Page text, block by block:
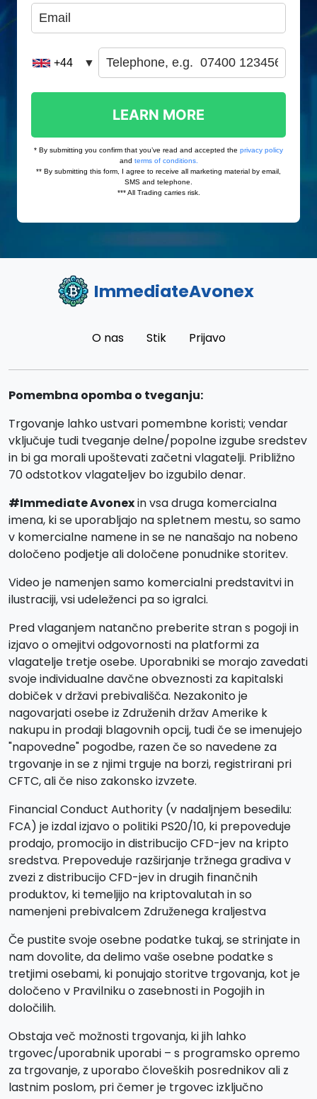
ImmediateAvonex
O nas Stik Prijavo
Pomembna opomba o tveganju:
Trgovanje lahko ustvari pomembne koristi; vendar
vključuje tudi tveganje delne/popolne izgube sredstev
in bi ga morali upoštevati začetni vlagatelji. Približno
70 odstotkov vlagateljev bo izgubilo denar.
#Immediate Avonexin vsa druga komercialna
imena, ki se uporabljajo na spletnem mestu, so samo
v komercialne namene in se ne nanašajo na nobeno
določeno podjetje ali določene ponudnike storitev.
Video je namenjen samo komercialni predstavitvi in
ilustraciji, vsi udeleženci pa so igralci.
Pred vlaganjem natančno preberite stran s pogoji in
izjavo o omejitvi odgovornosti na platformi za
vlagatelje tretje osebe. Uporabniki se morajo zavedati
svoje individualne davčne obveznosti za kapitalski
dobiček v državi prebivališča. Nezakonito je
nagovarjati osebe iz Združenih držav Amerike k
nakupu in prodaji blagovnih opcij, tudi če se imenujejo
"napovedne" pogodbe, razen če so navedene za
trgovanje in se z njimi trguje na borzi, registrirani pri
CFTC, ali če niso zakonsko izvzete.
Financial Conduct Authority (v nadaljnjem besedilu:
FCA) je izdal izjavo o politiki PS20/10, ki prepoveduje
prodajo, promocijo in distribucijo CFD-jev na kripto
sredstva. Prepoveduje razširjanje tržnega gradiva v
zvezi z distribucijo CFD-jev in drugih finančnih
produktov, ki temeljijo na kriptovalutah in so
namenjeni prebivalcem Združenega kraljestva
Če pustite svoje osebne podatke tukaj, se strinjate in
nam dovolite, da delimo vaše osebne podatke s
tretjimi osebami, ki ponujajo storitve trgovanja, kot je
določeno v Pravilniku o zasebnosti in Pogojih in
določilih.
Obstaja več možnosti trgovanja, ki jih lahko
trgovec/uporabnik uporabi – s programsko opremo
za trgovanje, z uporabo človeških posrednikov ali z
lastnim poslom, pri čemer je trgovec izključno